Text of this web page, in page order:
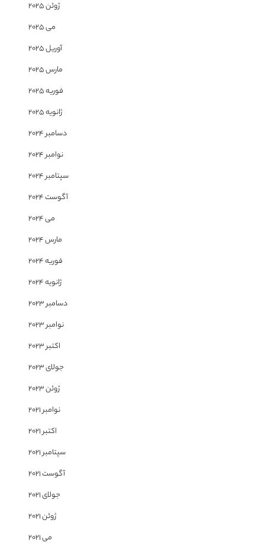
ژوئن 2025
می 2025
آوریل 2025
مارس 2025
فوریه 2025
ژانویه 2025
دسامبر 2024
نوامبر 2024
سپتامبر 2024
آگوست 2024
می 2024
مارس 2024
فوریه 2024
ژانویه 2024
دسامبر 2023
نوامبر 2023
اکتبر 2023
جولای 2023
ژوئن 2023
نوامبر 2021
اکتبر 2021
سپتامبر 2021
آگوست 2021
جولای 2021
ژوئن 2021
می 2021